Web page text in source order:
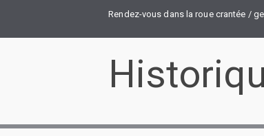
Rendez-vous dans la roue crantée /